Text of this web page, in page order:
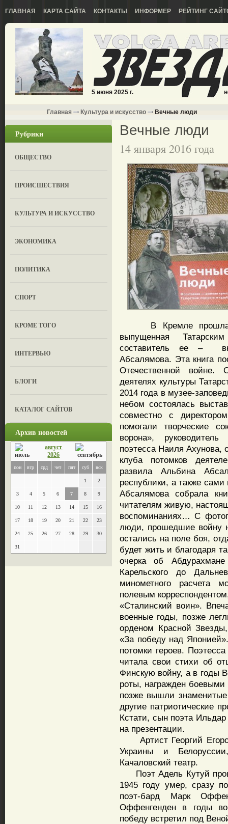
ГЛАВНАЯ КАРТА САЙТА КОНТАКТЫ ИНФОРМЕР РЕЙТИНГ
5 июня 2025 г.
Главная Культура и искусство Вечные люди
Рубрики
ОБЩЕСТВО
ПРОИСШЕСТВИЯ
КУЛЬТУРА И ИСКУССТВО
ЭКОНОМИКА
ПОЛИТИКА
СПОРТ
КРОМЕ ТОГО
ИНТЕРВЬЮ
БЛОГИ
КАТАЛОГ САЙТОВ
Архив новостей
август
2026
пон втр срд чет пят суб вск
1 2
3 4 5 6 7 8 9
10 11 12 13 14 15 16
17 18 19 20 21 22 23
24 25 26 27 28 29 30
31
Вечные люди
14 января 2016 года
В Кремле прошла
выпущенная
составитель ее –
Абсалямова. Эта книга
Отечественной войне.
деятелях культуры
2014 года в музее-
небом состоялась
совместно с
помогали творческие
ворона»,
поэтесса Наиля Ахунова,
клуба потомков
развила Альбина
республики, а также сами
Абсалямова собрала
читателям живую,
воспоминаниях… С
люди, прошедшие войну
остались на поле боя,
будет жить и благодаря
очерка об
Карельского до
минометного расчета
полевым
«Сталинский воин».
военные годы, позже
орденом Красной
«За победу над
потомки героев.
читала свои стихи об
Финскую войну, а в годы
роты, награжден
позже вышли
другие патриотические
Кстати, сын поэта
на презентации.
Артист Георгий
Украины и
Качаловский театр.
Поэт Адель Кутуй
1945 году умер, сразу
поэт-бард Марк
Оффенгенден в годы
победу встретил под